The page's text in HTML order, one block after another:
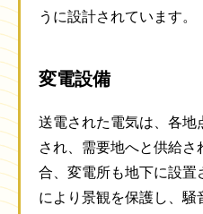
うに設計されています。
変電設備
送電された電気は、各地
され、需要地へと供給
合、変電所も地下に設置
により景観を保護し、